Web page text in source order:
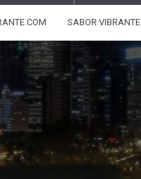
SABOR VIBRANTE